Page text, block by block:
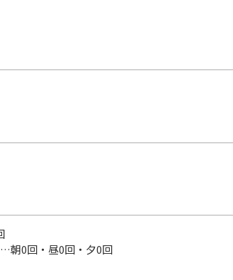
朝0回・昼0回・夕0回